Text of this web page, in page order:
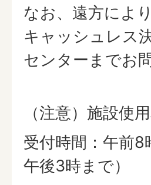
なお、遠方によ
キャッシュレス
センターまでお
（注意）施設使
受付時間：午前
午後3時まで）